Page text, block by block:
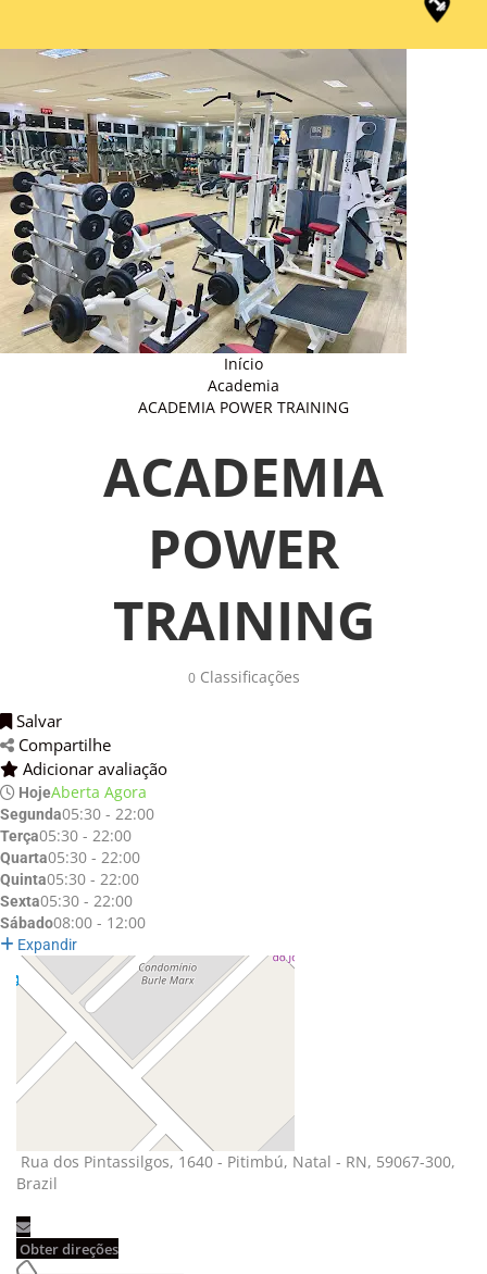
Início
Academia
ACADEMIA POWER TRAINING
ACADEMIA
POWER
TRAINING
0Classificações
Salvar
Compartilhe
Adicionar avaliação
HojeAberta Agora
Segunda05:30 - 22:00
Terça05:30 - 22:00
Quarta05:30 - 22:00
Quinta05:30 - 22:00
Sexta05:30 - 22:00
Sábado08:00 - 12:00
Expandir
Rua dos Pintassilgos, 1640 - Pitimbú, Natal - RN, 59067-300,
Brazil
Obter direções